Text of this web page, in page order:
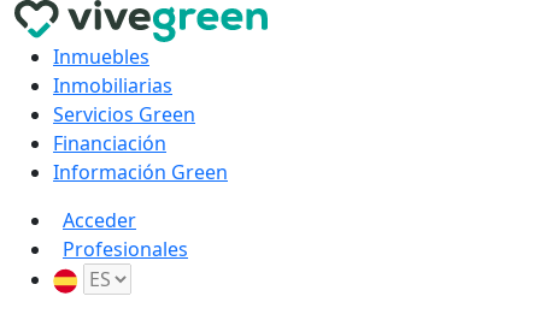
Inmuebles
Inmobiliarias
Servicios Green
Financiación
Información Green
Acceder
Profesionales